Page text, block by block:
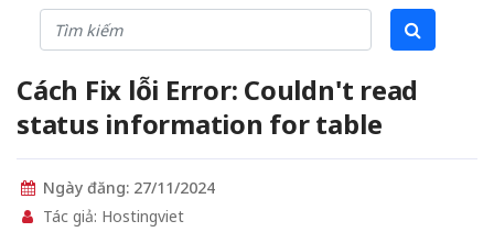
Cách Fix lỗi Error: Couldn't read
status information for table
Ngày đăng: 27/11/2024
Tác giả: Hostingviet